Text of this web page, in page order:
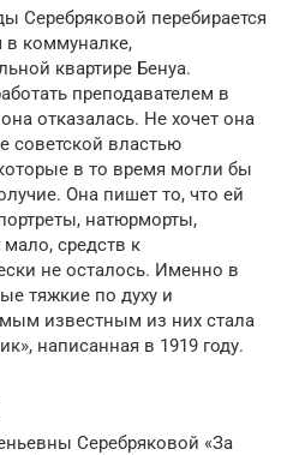
Серебряковой перебирается
в коммуналке,
квартире Бенуа.
преподавателем в
отказалась. Не хочет она
советской властью
в то время могли бы
Она пишет то, что ей
натюрморты,
средств к
не осталось. Именно в
тяжкие по духу и
известным из них стала
написанная в 1919 году.
Серебряковой «За